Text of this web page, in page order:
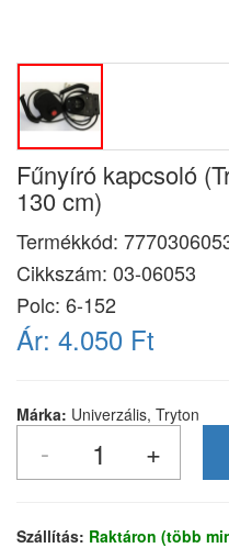
Fűnyíró kapcsoló
130 cm)
Termékkód:
Cikkszám: 03-06053
Polc: 6-152
Ár: 4.050 Ft
Márka: Univerzális, Tryton
Szállítás: Raktáron (több